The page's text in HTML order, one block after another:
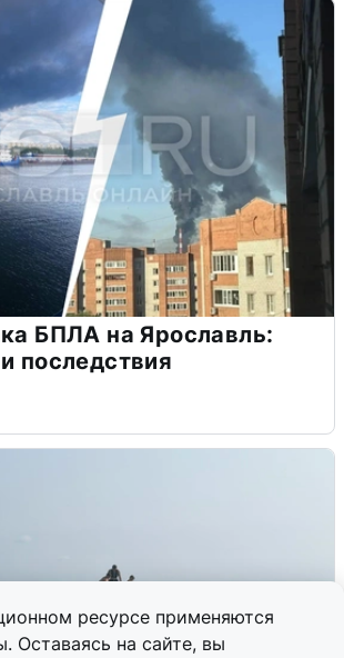
ресурсе применяются
Оставаясь на сайте, вы
БПЛА на Ярославль:
последствия